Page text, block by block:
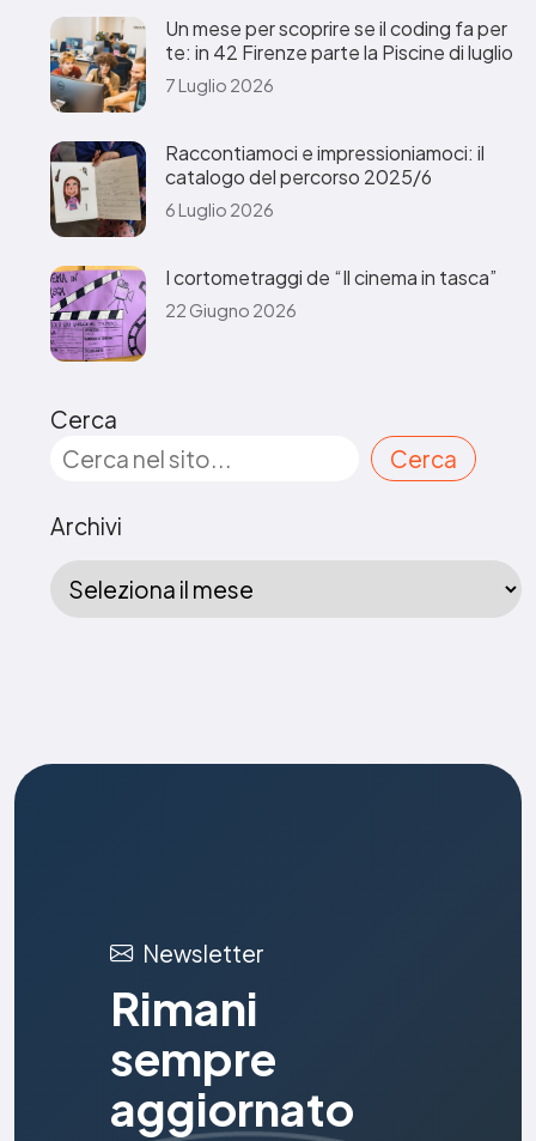
Un mese per scoprire se il coding fa per
te: in 42 Firenze parte la Piscine di luglio
7 Luglio 2026
Raccontiamoci e impressioniamoci: il
catalogo del percorso 2025/6
6 Luglio 2026
I cortometraggi de “Il cinema in tasca”
22 Giugno 2026
Cerca
Cerca
Archivi
Newsletter
Rimani
sempre
aggiornato